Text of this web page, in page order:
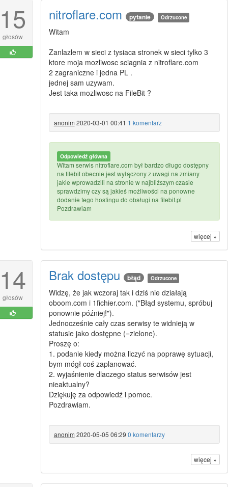
głosów
nitroflare.com pytanie Odrzucone
Witam
Zanlazlem w sieci z tysiaca stronek w sieci tylko 3
ktore moja mozliwosc sciagnia z nitroflare.com
2 zagraniczne i jedna PL .
jednej sam uzywam.
Jest taka mozliwosc na FileBit ?
anonim 2020-03-01 00:41 1 komentarz
Odpowiedź główna
Witam serwis nitroflare.com był bardzo długo dostępny
na filebit obecnie jest wyłączony z uwagi na zmiany
jakie wprowadzili na stronie w najbliższym czasie
sprawdzimy czy są jakieś możliwości na ponowne
dodanie tego hostingu do obsługi na filebit.pl
Pozdrawiam
więcej »
głosów
Brak dostępu błąd Odrzucone
Widzę, że jak wczoraj tak i dziś nie działają
oboom.com i 1fichier.com. ("Błąd systemu, spróbuj
ponownie później!").
Jednocześnie cały czas serwisy te widnieją w
statusie jako dostępne (=zielone).
Proszę o:
1. podanie kiedy można liczyć na poprawę sytuacji,
bym mógł coś zaplanować.
2. wyjaśnienie dlaczego status serwisów jest
nieaktualny?
Dziękuję za odpowiedź i pomoc.
Pozdrawiam.
anonim 2020-05-05 06:29 0 komentarzy
więcej »